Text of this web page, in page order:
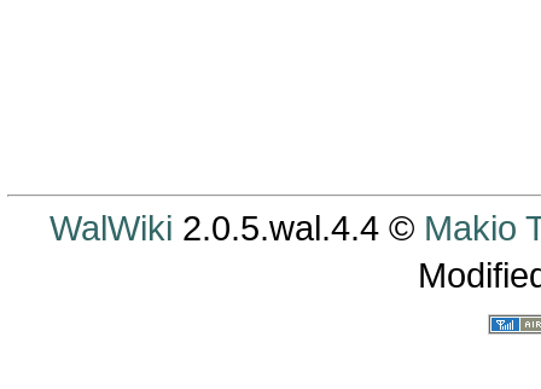
WalWiki 2.0.5.wal.4.4 © Makio